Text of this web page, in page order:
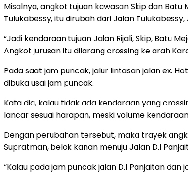
Misalnya, angkot tujuan kawasan Skip dan
Tulukabessy, itu dirubah dari Jalan
“Jadi kendaraan tujuan Jalan Rijali, Skip, Batu
Angkot jurusan itu dilarang crossing ke arah
Pada saat jam puncak, jalur lintasan jalan ex.
dibuka usai jam puncak.
Kata dia, kalau tidak ada kendaraan yang
lancar sesuai harapan, meski volume
Dengan perubahan tersebut, maka trayek
Supratman, belok kanan menuju Jalan D.I
“Kalau pada jam puncak jalan D.I Panjaitan